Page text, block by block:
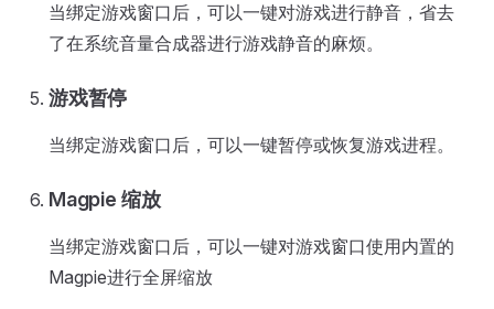
当绑定游戏窗口后，可以一键对游戏进行静音，省去
了在系统音量合成器进行游戏静音的麻烦。
游戏暂停
当绑定游戏窗口后，可以一键暂停或恢复游戏进程。
Magpie 缩放
当绑定游戏窗口后，可以一键对游戏窗口使用内置的
Magpie进行全屏缩放